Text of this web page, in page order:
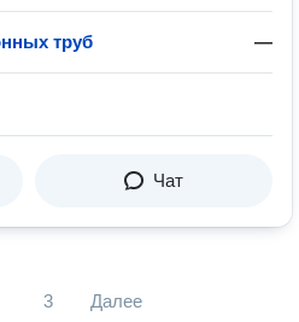
труб —
Чат
3 Далее